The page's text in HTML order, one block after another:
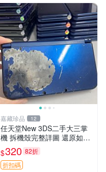
嘉藏珍品 12
任天堂New 3DS二手大三掌
機 拆機殼完整詳圖 還原如新
帶編號發貨 拆機殼 3ds 新款
可玩商品
$320 82折
折扣碼